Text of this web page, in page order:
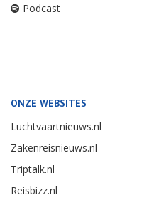
Podcast
ONZE WEBSITES
Luchtvaartnieuws.nl
Zakenreisnieuws.nl
Triptalk.nl
Reisbizz.nl